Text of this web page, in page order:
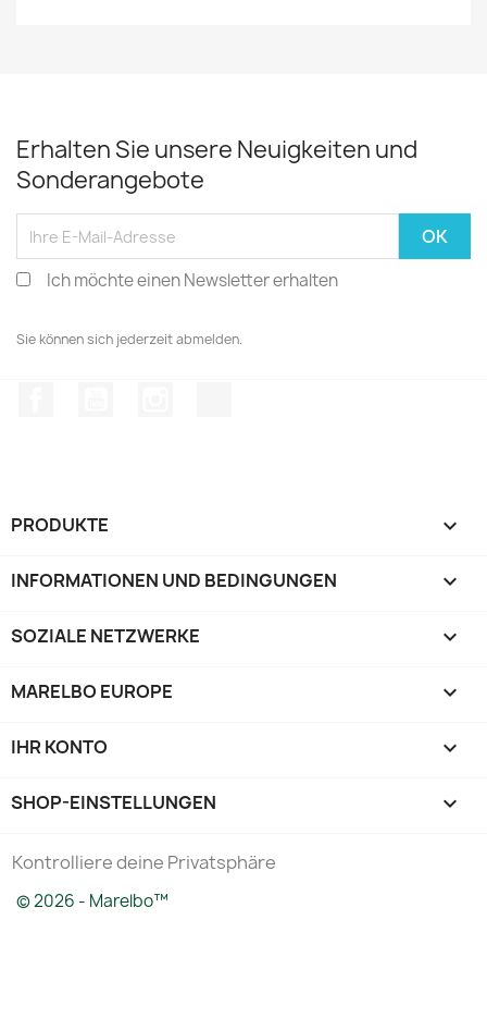
Erhalten Sie unsere Neuigkeiten und
Sonderangebote
Ich möchte einen Newsletter erhalten
Sie können sich jederzeit abmelden.
PRODUKTE 
INFORMATIONEN UND BEDINGUNGEN 
SOZIALE NETZWERKE 
MARELBO EUROPE 
IHR KONTO 
SHOP-EINSTELLUNGEN keyboard_arrow_down
Kontrolliere deine Privatsphäre
© 2026 - Marelbo™